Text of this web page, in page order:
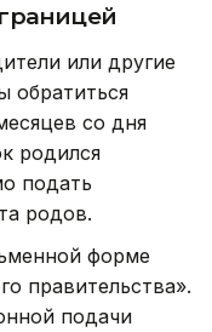
или другие
обратиться
со дня
родился
подать
родов.
форме
правительства».
подачи